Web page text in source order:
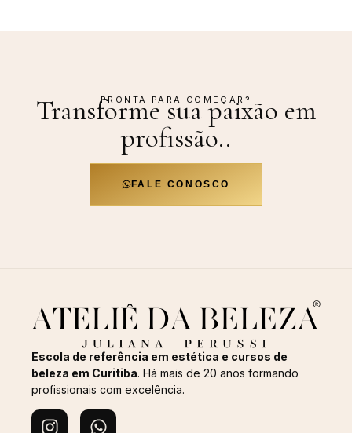
PRONTA PARA COMEÇAR?
Transforme sua paixão em
profissão..
FALE CONOSCO
Escola de referência em estética e cursos de
beleza em Curitiba. Há mais de 20 anos formando
profissionais com excelência.